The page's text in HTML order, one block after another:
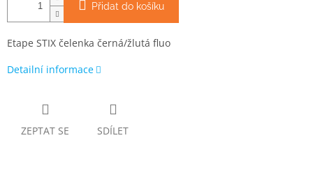
Přidat do košíku
Etape STIX čelenka černá/žlutá fluo
Detailní informace
ZEPTAT SE SDÍLET